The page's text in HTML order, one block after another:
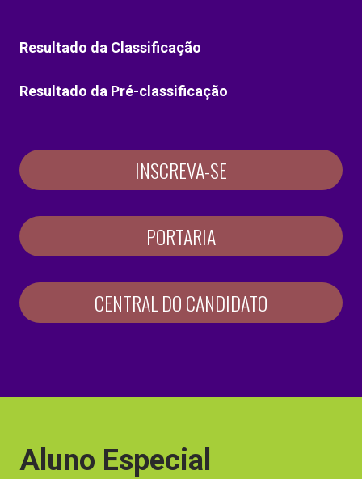
Resultado da Classificação
Resultado da Pré-classificação
INSCREVA-SE
PORTARIA
CENTRAL DO CANDIDATO
Aluno Especial